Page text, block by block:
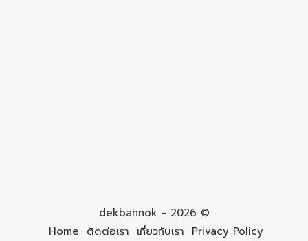
dekbannok - 2026 ©
Home ติดต่อเรา เกี่ยวกับเรา Privacy Policy